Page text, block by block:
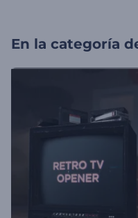
En la categoría